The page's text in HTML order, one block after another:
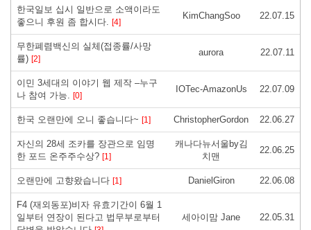
한국일보 십시 일반으로 소액이라도
좋으니 후원 좀 합시다. [4]
KimChangSoo 22.07.15
무한폐렴백신의 실체(접종률/사망
률) [2]
aurora 22.07.11
이민 3세대의 이야기 웹 제작 –누구
나 참여 가능. [0]
IOTec-AmazonUs 22.07.09
한국 오랜만에 오니 좋습니다~ [1] ChristopherGordon 22.06.27
자신의 28세 조카를 장관으로 임명
한 포드 온주주수상? [1]
캐나다뉴서울by김
치맨
22.06.25
오랜만에 고향왔습니다 [1] DanielGiron 22.06.08
F4 (재외동포)비자 유효기간이 6월 1
일부터 연장이 된다고 법무부로부터
세아이맘 Jane 22.05.31